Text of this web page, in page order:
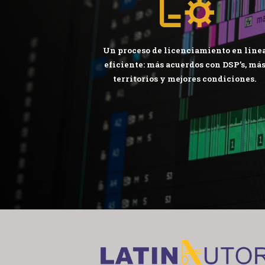
Un proceso de licenciamiento en
eficiente: más acuerdos con DSP’s, más
territorios y mejores condiciones.